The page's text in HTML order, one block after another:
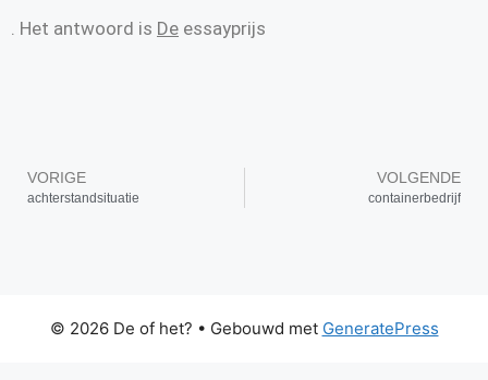
. Het antwoord is De essayprijs
VORIGE
achterstandsituatie
VOLGENDE
containerbedrijf
© 2026 De of het? • Gebouwd met GeneratePress